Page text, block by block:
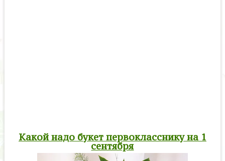
Какой надо букет первокласснику на 1
сентября